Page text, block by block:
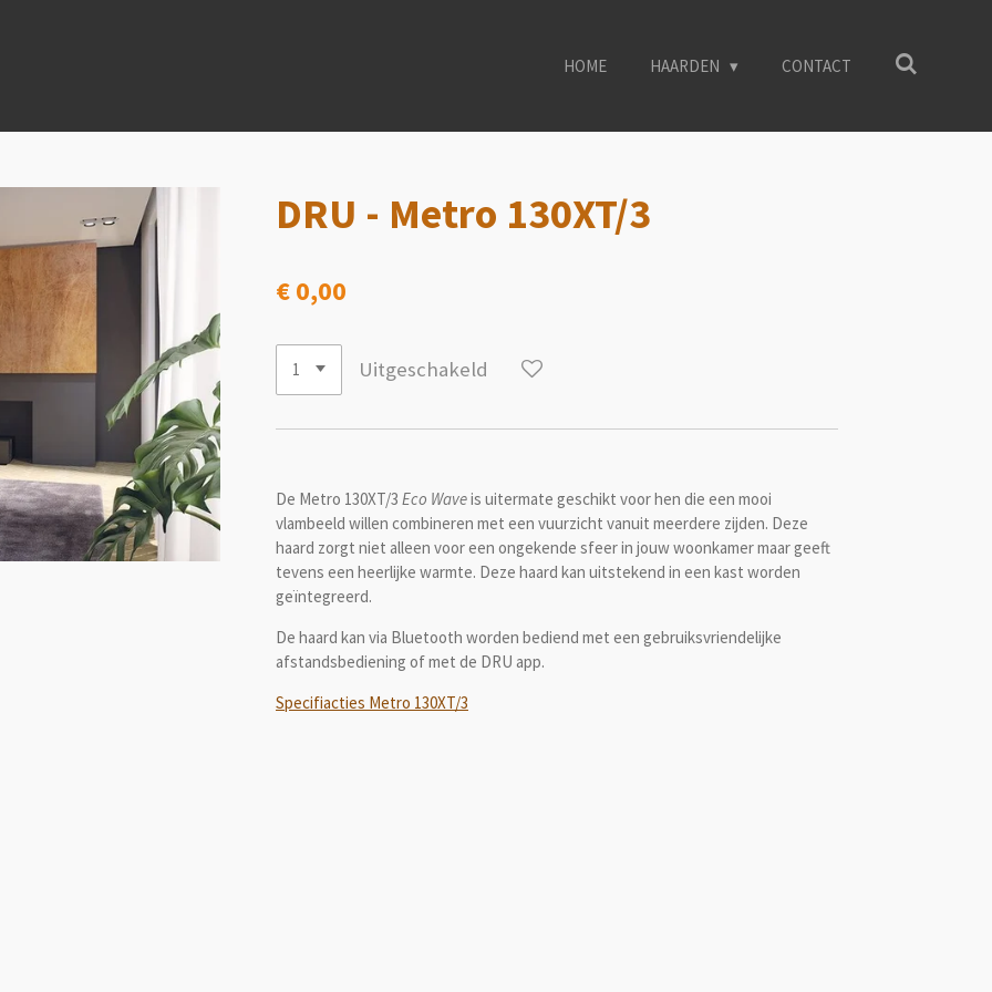
HOME HAARDEN CONTACT
DRU - Metro 130XT/3
€ 0,00
Uitgeschakeld
De Metro 130XT/3 Eco Waveis uitermate geschikt voor hen die een mooi
vlambeeld willen combineren met een vuurzicht vanuit meerdere zijden. Deze
haard zorgt niet alleen voor een ongekende sfeer in jouw woonkamer maar geeft
tevens een heerlijke warmte. Deze haard kan uitstekend in een kast worden
geïntegreerd.
De haard kan via Bluetooth worden bediend met een gebruiksvriendelijke
afstandsbediening of met de DRU app.
Specifiacties Metro 130XT/3